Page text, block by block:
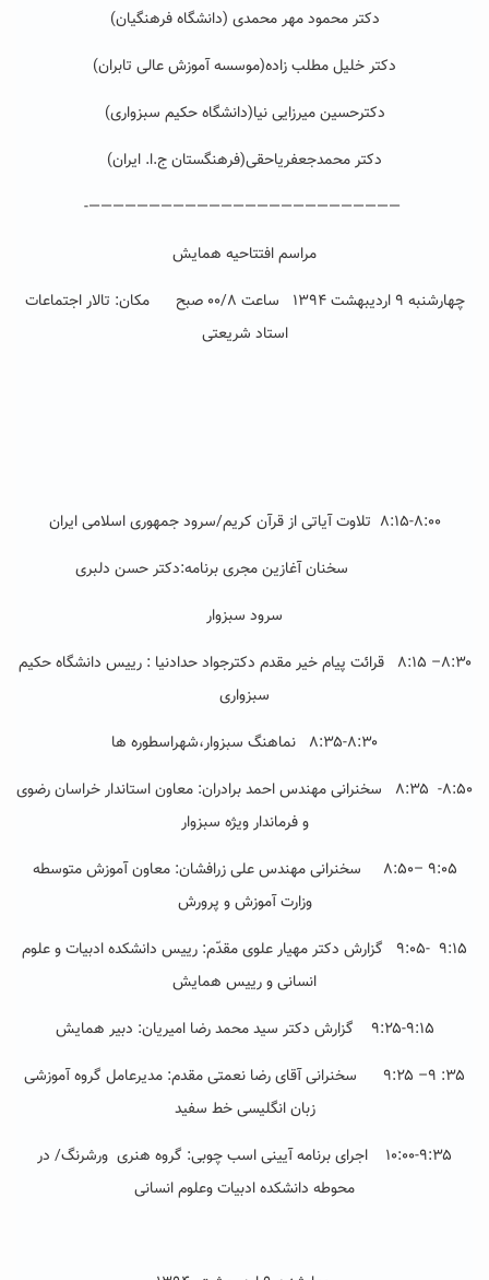
دکتر محمود مهر محمدی (دانشگاه فرهنگیان)
دکتر خلیل مطلب زاده(موسسه آموزش عالی تابران)
دکترحسین میرزایی نیا(دانشگاه حکیم سبزواری)
دکتر محمدجعفریاحقی(فرهنگستان ج.ا. ایران)
——————————————————————————-
مراسم افتتاحیه همایش
چهارشنبه ۹ اردیبهشت ۱۳۹۴ ساعت ۰۰/۸ صبح مکان: تالار اجتماعات
استاد شریعتی
۸:۱۵-۸:۰۰ تلاوت آیاتی از قرآن کریم/سرود جمهوری اسلامی ایران
سخنان آغازین مجری برنامه:دکتر حسن دلبری
سرود سبزوار
۸:۳۰– قرائت پیامخیر مقدم دکترجواد حدادنیا : رییس دانشگاه حکیم
سبزواری
۸:۳۵-۸:۳۰ نماهنگ سبزوار،شهراسطوره ها
۸:۵۰- ۸:۳۵
سخنرانی مهندس احمد برادران: معاون استاندار خراسان رضوی
و فرماندار ویژه سبزوار
۹:۰۵ –۸:۵۰
سخنرانی مهندس علی زرافشان: معاون آموزش متوسطه
وزارت آموزش و پرورش
۹:۱۵ -۹:۰۵
گزارش دکتر مهیار علوی مقدّم: رییس دانشکده ادبیات و علوم
انسانی و رییس همایش
۹:۲۵-۹:۱۵
گزارش دکتر سید محمد رضا امیریان: دبیر همایش
۳۵: ۹
–
سخنرانی آقای رضا نعمتی مقدم: مدیرعامل گروه آموزشی
زبان انگلیسی خط سفید
۱۰:۰۰-۹:۳۵ اجرای برنامه آیینی اسب چوبی
: گروه هنری ورشرنگ/ در
محوطه دانشکده ادبیات وعلوم انسانی